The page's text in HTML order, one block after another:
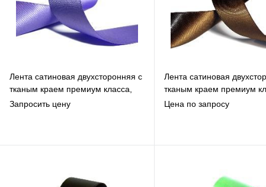
Лента сатиновая двухсторонняя c
тканым краем премиум класса,
лаванда-сиреневая, 30мм*200м
Запросить цену
К сравнению
Лента сатиновая
тканым краем премиум
коричневая, 12мм*200м
Цена по запросу
К сравнению